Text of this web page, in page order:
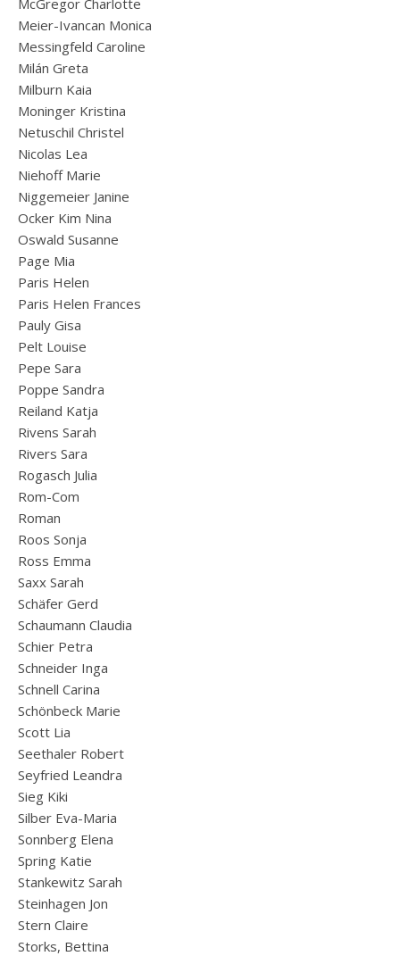
McGregor Charlotte
Meier-Ivancan Monica
Messingfeld Caroline
Milán Greta
Milburn Kaia
Moninger Kristina
Netuschil Christel
Nicolas Lea
Niehoff Marie
Niggemeier Janine
Ocker Kim Nina
Oswald Susanne
Page Mia
Paris Helen
Paris Helen Frances
Pauly Gisa
Pelt Louise
Pepe Sara
Poppe Sandra
Reiland Katja
Rivens Sarah
Rivers Sara
Rogasch Julia
Rom-Com
Roman
Roos Sonja
Ross Emma
Saxx Sarah
Schäfer Gerd
Schaumann Claudia
Schier Petra
Schneider Inga
Schnell Carina
Schönbeck Marie
Scott Lia
Seethaler Robert
Seyfried Leandra
Sieg Kiki
Silber Eva-Maria
Sonnberg Elena
Spring Katie
Stankewitz Sarah
Steinhagen Jon
Stern Claire
Storks, Bettina